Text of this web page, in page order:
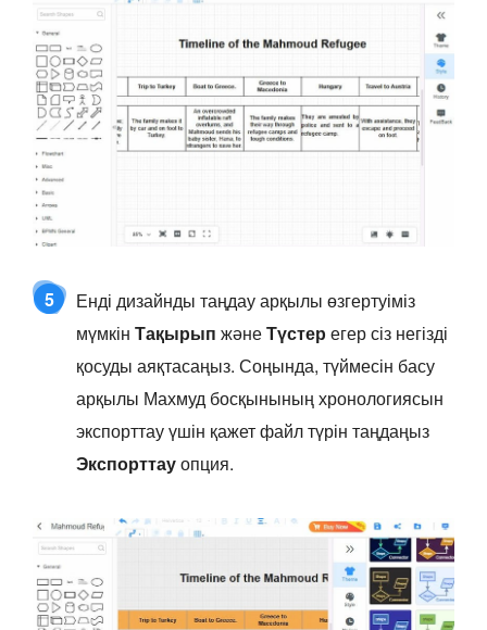
5
Енді дизайнды таңдау арқылы өзгертуіміз
мүмкін Тақырып жәнеТүстер егер сіз негізді
қосуды аяқтасаңыз. Соңында, түймесін басу
арқылы Махмуд босқынының хронологиясын
экспорттау үшін қажет файл түрін таңдаңыз
Экспорттауопция.